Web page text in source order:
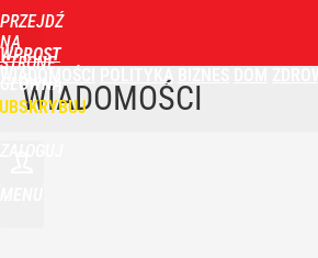
PRZEJDŹ
NA
STRONĘ
GŁÓWNĄ
WPROST
POLITYKA
WIADOMOŚCI